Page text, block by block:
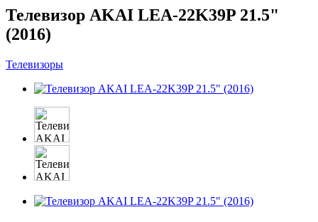
Телевизор AKAI LEA-22K39P 21.5"
(2016)
Телевизоры